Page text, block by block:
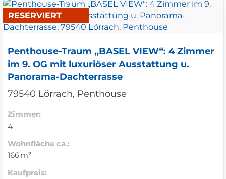
RESERVIERT
Penthouse-Traum „BASEL VIEW“: 4 Zimmer
im 9. OG mit luxuriöser Ausstattung u.
Panorama-Dachterrasse
79540 Lörrach, Penthouse
Zimmer:
4
Wohnfläche ca.:
166 m²
Kaufpreis: